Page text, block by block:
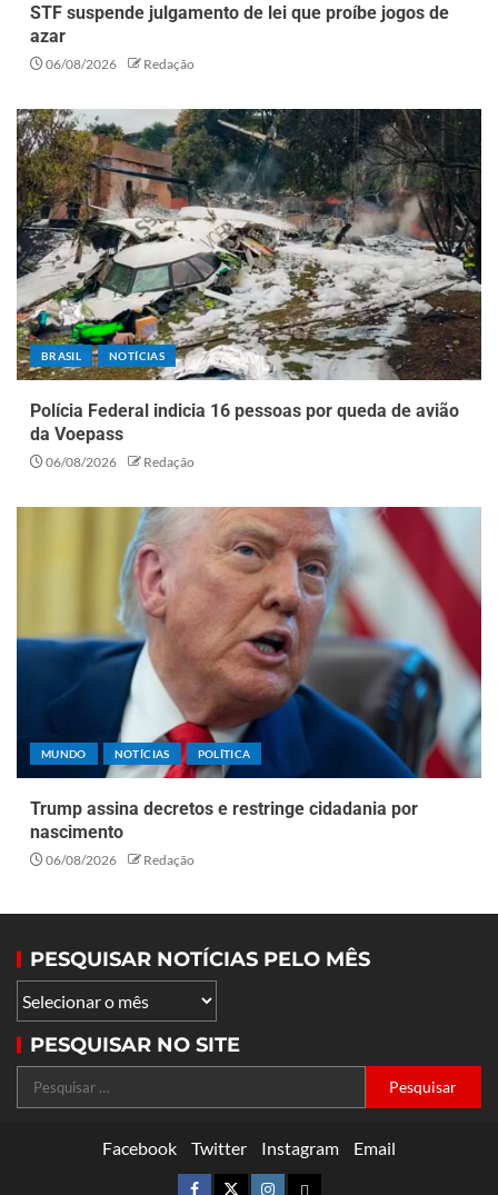
STF suspende julgamento de lei que proíbe jogos de
azar
06/08/2026 Redação
BRASIL NOTÍCIAS
Polícia Federal indicia 16 pessoas por queda de avião
da Voepass
06/08/2026 Redação
MUNDO NOTÍCIAS POLÍTICA
Trump assina decretos e restringe cidadania por
nascimento
06/08/2026 Redação
PESQUISAR NOTÍCIAS PELO MÊS
PESQUISAR NO SITE
Facebook Twitter Instagram Email